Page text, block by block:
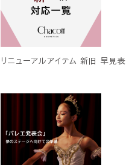
リニューアルアイテム 新旧 早見表